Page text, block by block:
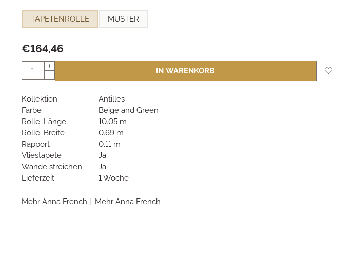
TAPETENROLLE
MUSTER
€164,46
Anzahl
+
-
IN WARENKORB
Kollektion
Antilles
Farbe
Beige and Green
Rolle: Länge
10.05 m
Rolle: Breite
0.69 m
Rapport
0.11 m
Vliestapete
Ja
Wände streichen
Ja
Lieferzeit
1 Woche
Mehr Anna French Mehr Anna French